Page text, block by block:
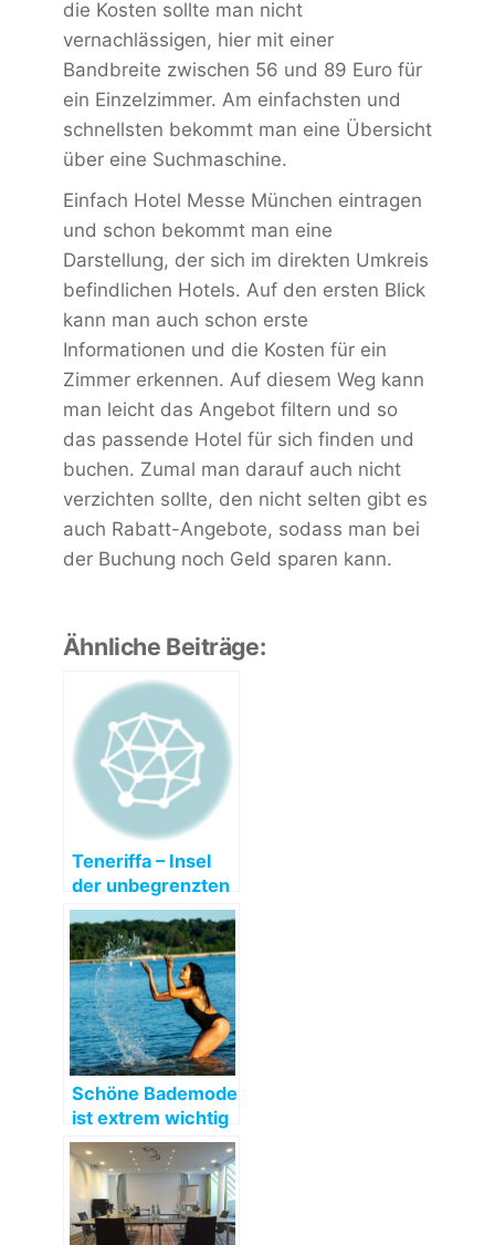
die Kosten sollte man nicht
vernachlässigen, hier mit einer
Bandbreite zwischen 56 und 89 Euro für
ein Einzelzimmer. Am einfachsten und
schnellsten bekommt man eine Übersicht
über eine Suchmaschine.
Einfach Hotel Messe München eintragen
und schon bekommt man eine
Darstellung, der sich im direkten Umkreis
befindlichen Hotels. Auf den ersten Blick
kann man auch schon erste
Informationen und die Kosten für ein
Zimmer erkennen. Auf diesem Weg kann
man leicht das Angebot filtern und so
das passende Hotel für sich finden und
buchen. Zumal man darauf auch nicht
verzichten sollte, den nicht selten gibt es
auch Rabatt-Angebote, sodass man bei
der Buchung noch Geld sparen kann.
Ähnliche Beiträge:
Teneriffa – Insel
der unbegrenzten
Möglichkeiten
Schöne Bademode
ist extrem wichtig
für die heißen
Sommermonate!